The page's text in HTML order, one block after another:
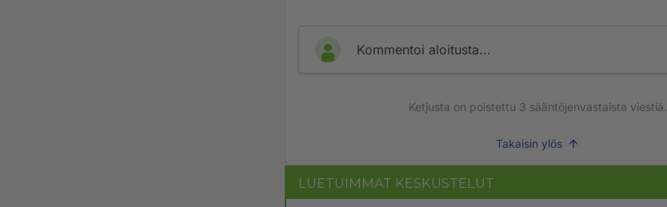
Kommentoi aloitusta...
Ketjusta on poistettu 3 sääntöjenvastaista viestiä.
Takaisin ylös
LUETUIMMAT KESKUSTELUT